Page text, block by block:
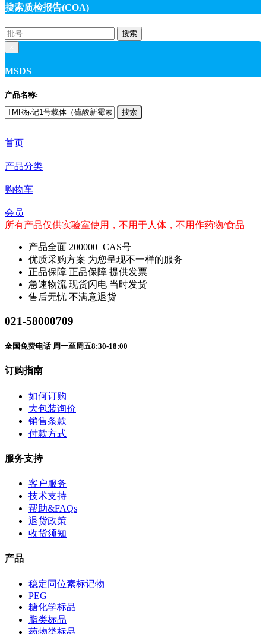
搜索质检报告(COA)
搜索
MSDS
产品名称:
搜索
首页
产品分类
购物车
会员
所有产品仅供实验室使用，不用于人体，不用作药物/食品
产品全面 200000+CAS号
优质采购方案 为您呈现不一样的服务
正品保障 正品保障 提供发票
急速物流 现货闪电 当时发货
售后无忧 不满意退货
021-58000709
全国免费电话 周一至周五8:30-18:00
订购指南
如何订购
大包装询价
销售条款
付款方式
服务支持
客户服务
技术支持
帮助&FAQs
退货政策
收货须知
产品
稳定同位素标记物
PEG
糖化学标品
脂类标品
药物类标品